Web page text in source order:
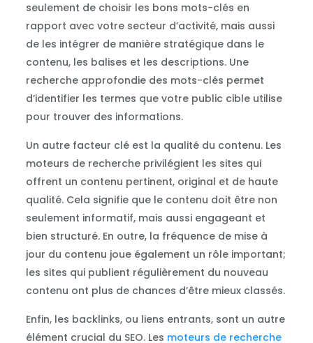
seulement de choisir les bons mots-clés en
rapport avec votre secteur d’activité, mais aussi
de les intégrer de manière stratégique dans le
contenu, les balises et les descriptions. Une
recherche approfondie des mots-clés permet
d’identifier les termes que votre public cible utilise
pour trouver des informations.
Un autre facteur clé est la qualité du contenu. Les
moteurs de recherche privilégient les sites qui
offrent un contenu pertinent, original et de haute
qualité. Cela signifie que le contenu doit être non
seulement informatif, mais aussi engageant et
bien structuré. En outre, la fréquence de mise à
jour du contenu joue également un rôle important;
les sites qui publient régulièrement du nouveau
contenu ont plus de chances d’être mieux classés.
Enfin, les backlinks, ou liens entrants, sont un autre
élément crucial du SEO. Les moteurs de recherche